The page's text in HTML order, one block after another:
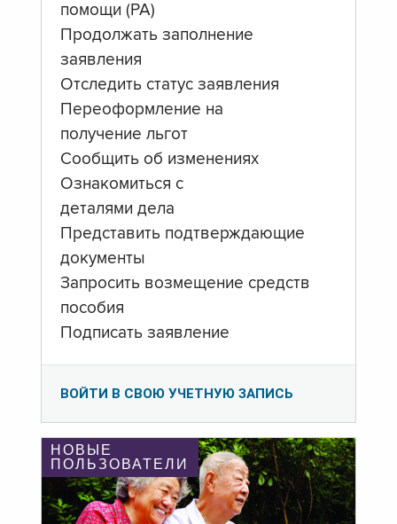
помощи (PA)
Продолжать заполнение
заявления
Отследить статус заявления
Переоформление на
получение льгот
Сообщить об изменениях
Ознакомиться с
деталями дела
Представить подтверждающие
документы
Запросить возмещение средств
пособия
Подписать заявление
ВОЙТИ В СВОЮ УЧЕТНУЮ ЗАПИСЬ
НОВЫЕ
ПОЛЬЗОВАТЕЛИ